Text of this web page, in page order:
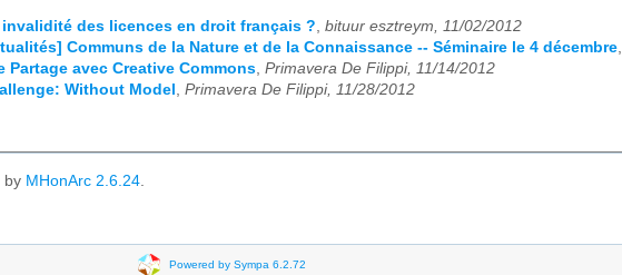
invalidité des licences en droit français ?, bituur esztreym, 11/02/2012
Communs de la Nature et de la Connaissance -- Séminaire le 4 décembre,
Partage avec Creative Commons, Primavera De Filippi, 11/14/2012
Without Model , Primavera De Filippi, 11/28/2012
by MHonArc 2.6.24
Powered by Sympa 6.2.72